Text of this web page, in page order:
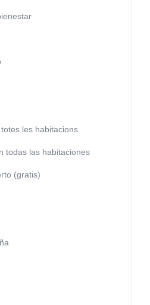
les habitacions
todas las habitaciones
(gratis)